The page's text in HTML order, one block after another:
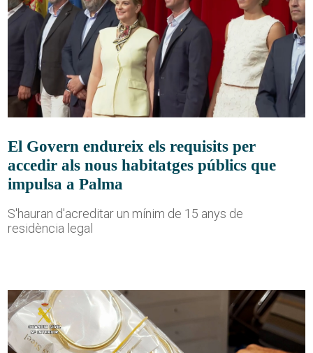
El Govern endureix els requisits per
accedir als nous habitatges públics que
impulsa a Palma
S'hauran d'acreditar un mínim de 15 anys de
residència legal